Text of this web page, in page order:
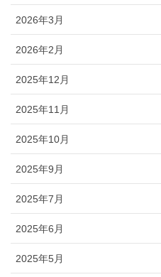
2026年3月
2026年2月
2025年12月
2025年11月
2025年10月
2025年9月
2025年7月
2025年6月
2025年5月